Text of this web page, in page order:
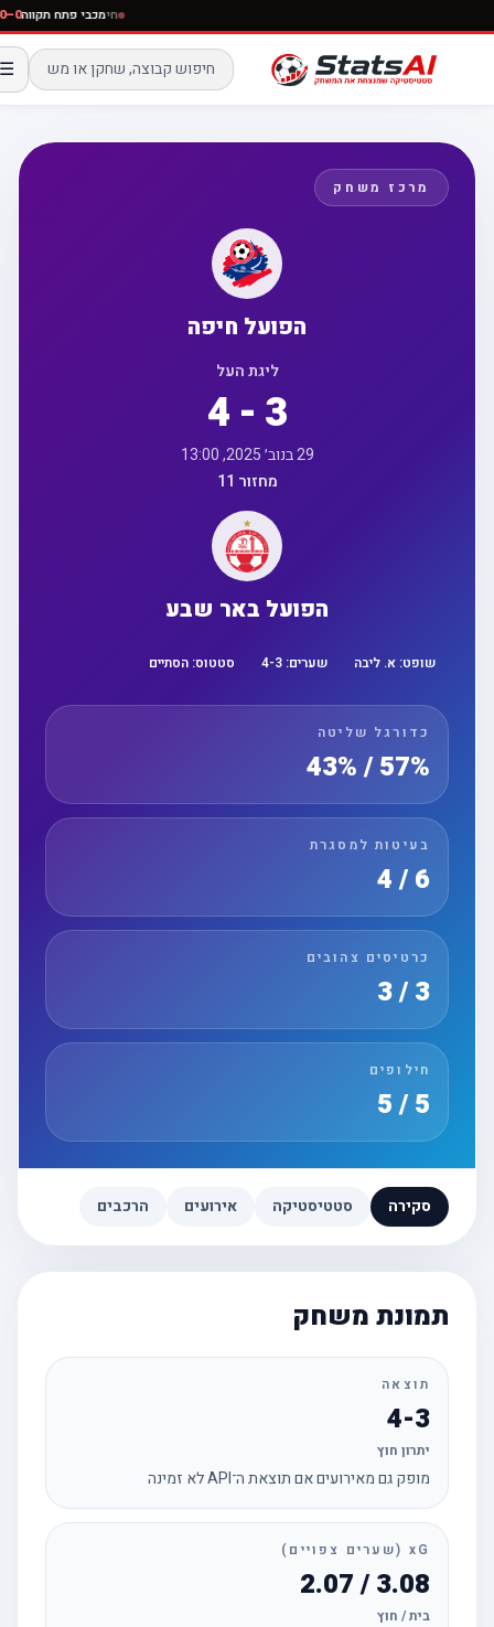
חימכבי פתח
☰
מרכז משחק
הפועל חיפה
ליגת העל
4 - 3
29 בנוב׳ 2025, 13:00
מחזור 11
הפועל באר שבע
שופט:א. ליבה שערים: 4 -3 סטטוס:הסתיים
כדורגל שליטה
57% / 43%
בעיטות למסגרת
6 / 4
כרטיסים צהובים
3 / 3
חילופים
סקירה סטטיסטיקה אירועים הרכבים
תמונת משחק
תוצאה
4-3
יתרון חוץ
מופק גם מאירועים אם תוצאת ה־API לא זמינה
xG (שערים צפויים)
3.08 / 2.07
בית / חוץ